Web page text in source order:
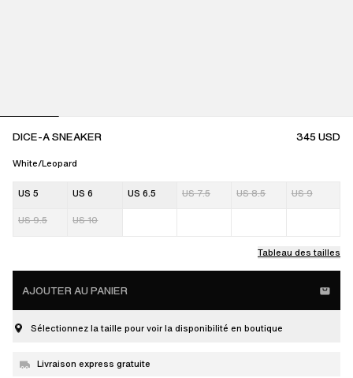
DICE-A SNEAKER 345USD
White/Leopard
US 5 US 6 US 6.5 US 7.5 US 8.5 US 9
US 9.5 US 10
Tableau des tailles
AJOUTER AU PANIER
Sélectionnez la taille pour voir la disponibilité en boutique
Livraison express gratuite